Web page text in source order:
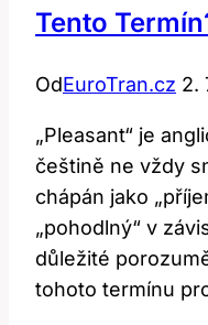
Tento
OdEuroTran.cz 2.
„Pleasant“ je
češtině ne vždy
chápán jako
„pohodlný“ v
důležité
tohoto termínu